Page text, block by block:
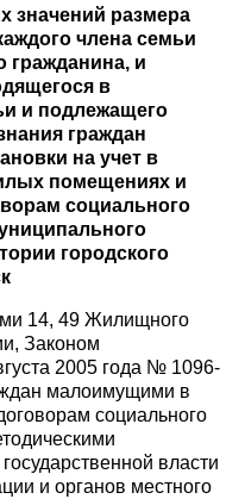
значений размера
члена семьи
гражданина, и
в
и подлежащего
граждан
на учет в
помещениях и
социального
городского
14, 49 Жилищного
Законом
2005 года № 1096-
малоимущими в
социального
власти
и органов местного